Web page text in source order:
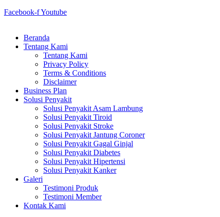
Facebook-fYoutube
Beranda
Tentang Kami
Tentang Kami
Privacy Policy
Terms & Conditions
Disclaimer
Business Plan
Solusi Penyakit
Solusi Penyakit Asam Lambung
Solusi Penyakit Tiroid
Solusi Penyakit Stroke
Solusi Penyakit Jantung Coroner
Solusi Penyakit Gagal Ginjal
Solusi Penyakit Diabetes
Solusi Penyakit Hipertensi
Solusi Penyakit Kanker
Galeri
Testimoni Produk
Testimoni Member
Kontak Kami